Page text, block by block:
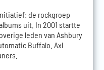
de rockgroep
uit. In 2001 startte
leden van Ashbury
Buffalo. Axl